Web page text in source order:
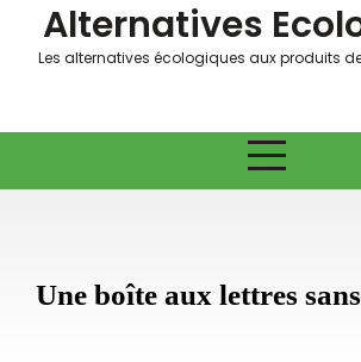
content
Alternatives
Les alternatives écologiques aux produits
Une boîte aux lettres